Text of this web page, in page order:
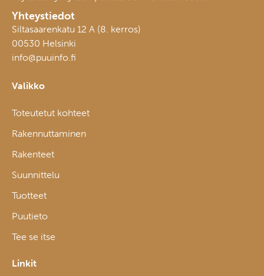
Yhteystiedot
Siltasaarenkatu 12 A (8. kerros)
00530 Helsinki
info@puuinfo.fi
Valikko
Toteutetut kohteet
Rakennuttaminen
Rakenteet
Suunnittelu
Tuotteet
Puutieto
Tee se itse
Linkit